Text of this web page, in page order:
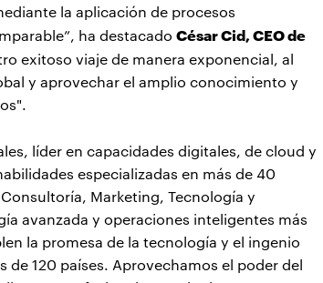
la aplicación de procesos
ha destacado César Cid, CEO de
exitoso viaje de manera exponencial, al
y aprovechar el amplio conocimiento y
líder en capacidades digitales, de cloud y
especializadas en más de 40
Marketing, Tecnología y
avanzada y operaciones inteligentes más
la promesa de la tecnología y el ingenio
120 países. Aprovechamos el poder del